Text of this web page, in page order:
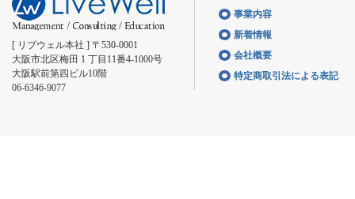
[ リブウェル本社 ] 〒530-0001
大阪市北区梅田 1 丁目11番4-1000号
大阪駅前第四ビル10階
06-6346-9077
事業内容
新着情報
会社概要
特定商取引法による表記